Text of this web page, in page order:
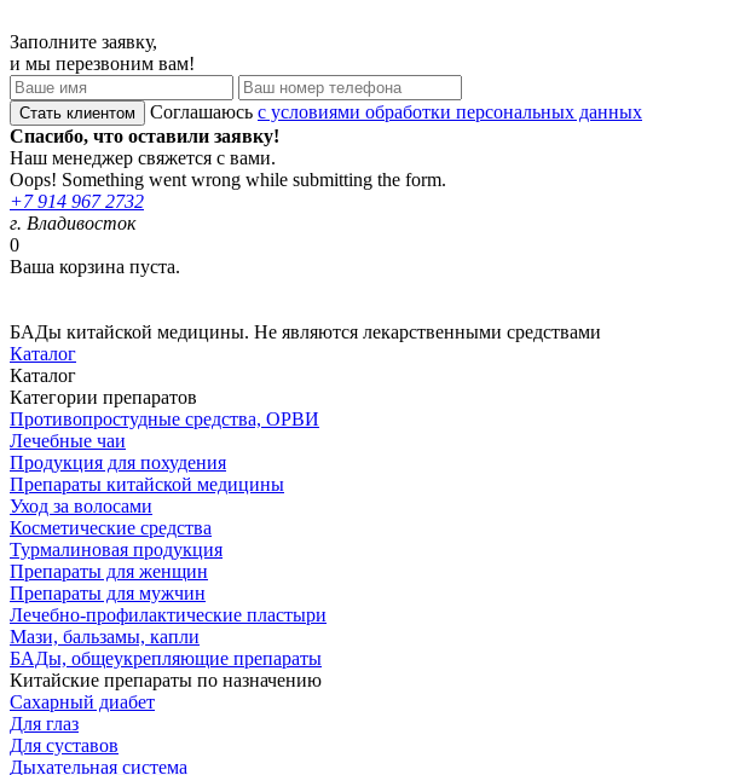
Заполните заявку,
и мы перезвоним вам!
Соглашаюсь с условиями обработки персональных данных
Спасибо, что оставили заявку!
Наш менеджер свяжется с вами.
Oops! Something went wrong while submitting the form.
+7 914 967 2732
г. Владивосток
0
Ваша корзина пуста.
БАДы китайской медицины. Не являются лекарственными средствами
Каталог
Каталог
Категории препаратов
Противопростудные средства, ОРВИ
Лечебные чаи
Продукция для похудения
Препараты китайской медицины
Уход за волосами
Косметические средства
Турмалиновая продукция
Препараты для женщин
Препараты для мужчин
Лечебно-профилактические пластыри
Мази, бальзамы, капли
БАДы, общеукрепляющие препараты
Китайские препараты по назначению
Cахарный диабет
Для глаз
Для суставов
Дыхательная система